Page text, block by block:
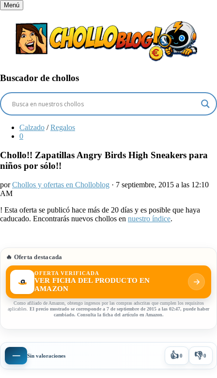
Menú
Buscador de chollos
Calzado / Regalos
0
Chollo!! Zapatillas Angry Birds High Sneakers para
niños por sólo!!
porChollos y ofertas en Cholloblog · 7 septiembre, 2015 a las 12:10
AM
! Esta oferta se publicó hace más de 20 días y es posible que haya
caducado. Encontrarás nuevos chollos en nuestro índice.
🔥 Oferta destacada
OFERTA VERIFICADA
VER FICHA DEL PRODUCTO EN
AMAZON
Como afiliado de Amazon, obtengo ingresos por las compras adscritas que cumplen los requisitos
aplicables. El precio mostrado se corresponde a 7 de septiembre de 2015 a las 02:47, puede haber
cambiado. Consulta la ficha del artículo en Amazon.
— Sin valoraciones 👍0 👎0